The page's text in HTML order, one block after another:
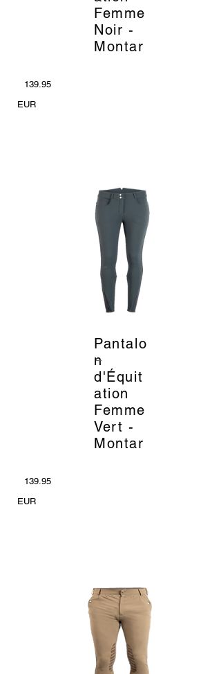
Femme
Noir -
Montar
139.95
EUR
Pantalo
n
d'Équit
ation
Femme
Vert -
Montar
_
139.95
EUR